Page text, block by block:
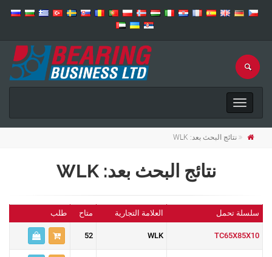
Toggle
navigation
نتائج البحث بعد: WLK
نتائج البحث بعد: WLK
سلسلة تحمل العلامة التجارية متاح طلب
TC65X85X10
WLK
52